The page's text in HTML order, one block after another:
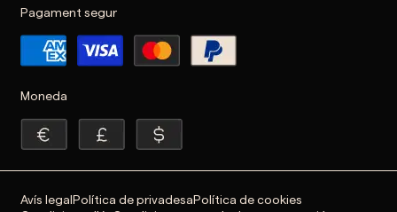
Pagament segur
Moneda
Avís legalPolítica de privadesaPolítica de cookies